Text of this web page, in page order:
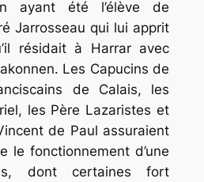
ayant été l’élève de
Jarrosseau qui lui apprit
résidait à Harrar avec
Les Capucins de
de Calais, les
les Père Lazaristes et
de Paul assuraient
le fonctionnement d’une
dont certaines fort